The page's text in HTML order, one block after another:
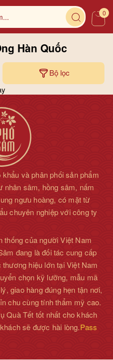
0
Hàn Quốc
Bộ lọc
và phân phối sản phẩm
nhân sâm, hồng sâm, nấm
ngưu hoàng, có mặt từ
chuyên nghiệp với công ty
thống của người Việt Nam
đang là đối tác cung cấp
hiệu lớn tại Việt Nam
chọn kỹ lưỡng, mẫu mã
giao hàng đúng hẹn tận nơi,
chu cùng tính thẩm mỹ cao.
Quà Tết tốt nhất cho khách
sẽ được hài lòng.Pass